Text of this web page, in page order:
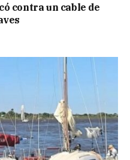
contra un cable de